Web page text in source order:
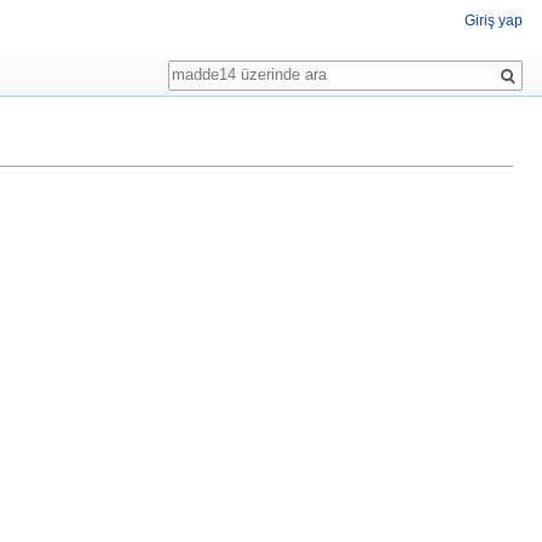
Giriş yap
Ara